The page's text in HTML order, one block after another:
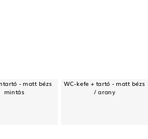
- matt bézs
mintás
WC-kefe + tartó - matt bézs
/ arany